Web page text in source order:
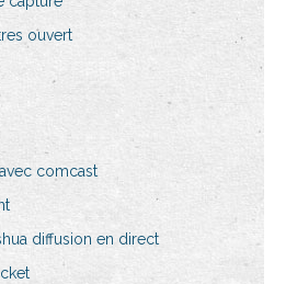
ouvert
comcast
diffusion en direct